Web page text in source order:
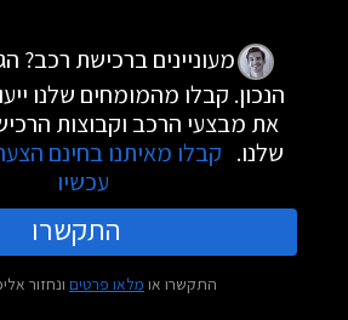
מעוניינים ברכישת רכב?
הנכון. קבלו מהמומחים שלנו
את מבצעי הרכב וקבוצות
שלנו. קבלו מאיתנו בחינם
עכשיו
התקשרו
התקשרו או מלאו פרטים ונחזור